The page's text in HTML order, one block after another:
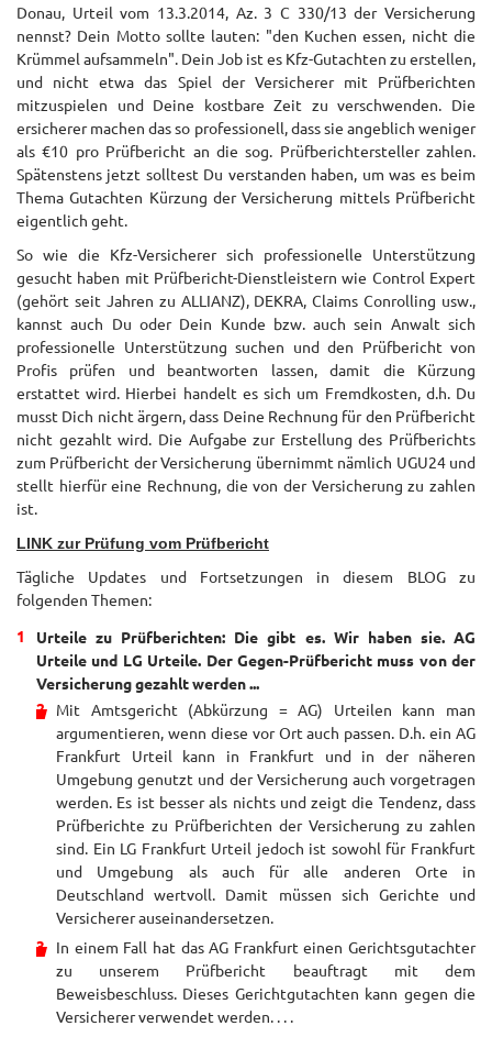
Donau, Urteil vom 13.3.2014, Az. 3 C 330/13 der Versicherung
nennst? Dein Motto sollte lauten: "den Kuchen essen, nicht die
Krümmel aufsammeln". Dein Job ist es Kfz-Gutachten zu erstellen,
und nicht etwa das Spiel der Versicherer mit Prüfberichten
mitzuspielen und Deine kostbare Zeit zu verschwenden. Die
ersicherer machen das so professionell, dass sie angeblich weniger
als €10 pro Prüfbericht an die sog. Prüfberichtersteller zahlen.
Spätenstens jetzt solltest Du verstanden haben, um was es beim
Thema Gutachten Kürzung der Versicherung mittels Prüfbericht
eigentlich geht.
So wie die Kfz-Versicherer sich professionelle Unterstützung
gesucht haben mit Prüfbericht-Dienstleistern wie Control Expert
(gehört seit Jahren zu ALLIANZ), DEKRA, Claims Conrolling usw.,
kannst auch Du oder Dein Kunde bzw. auch sein Anwalt sich
professionelle Unterstützung suchen und den Prüfbericht von
Profis prüfen und beantworten lassen, damit die Kürzung
erstattet wird. Hierbei handelt es sich um Fremdkosten, d.h. Du
musst Dich nicht ärgern, dass Deine Rechnung für den Prüfbericht
nicht gezahlt wird. Die Aufgabe zur Erstellung des Prüfberichts
zum Prüfbericht der Versicherung übernimmt nämlich UGU24 und
stellt hierfür eine Rechnung, die von der Versicherung zu zahlen
ist.
LINK zur Prüfung vom Prüfbericht
Tägliche Updates und Fortsetzungen in diesem BLOG zu
folgenden Themen:
Urteile zu Prüfberichten: Die gibt es. Wir haben sie. AG
Urteile und LG Urteile. Der Gegen-Prüfbericht muss von der
Versicherung gezahlt werden ...
Mit Amtsgericht (Abkürzung = AG) Urteilen kann man
argumentieren, wenn diese vor Ort auch passen. D.h. ein AG
Frankfurt Urteil kann in Frankfurt und in der näheren
Umgebung genutzt und der Versicherung auch vorgetragen
werden. Es ist besser als nichts und zeigt die Tendenz, dass
Prüfberichte zu Prüfberichten der Versicherung zu zahlen
sind. Ein LG Frankfurt Urteil jedoch ist sowohl für Frankfurt
und Umgebung als auch für alle anderen Orte in
Deutschland wertvoll. Damit müssen sich Gerichte und
Versicherer auseinandersetzen.
In einem Fall hat das AG Frankfurt einen Gerichtsgutachter
zu unserem Prüfbericht beauftragt mit dem
Beweisbeschluss. Dieses Gerichtgutachten kann gegen die
Versicherer verwendet werden. . . .